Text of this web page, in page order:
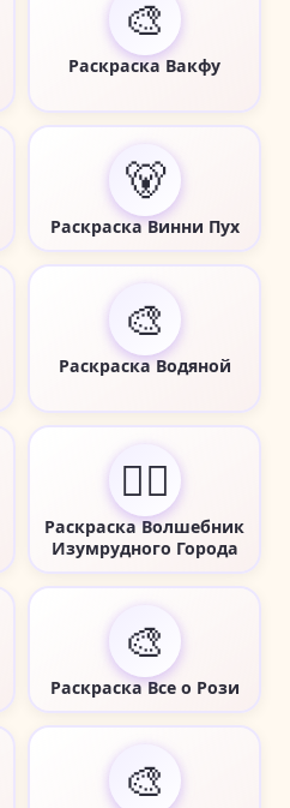
🎨
Раскраска Вакфу
🐻
Раскраска Винни Пух
🎨
Раскраска Водяной
🧙‍♂️
Раскраска Волшебник
Изумрудного Города
🎨
Раскраска Все о Рози
🎨